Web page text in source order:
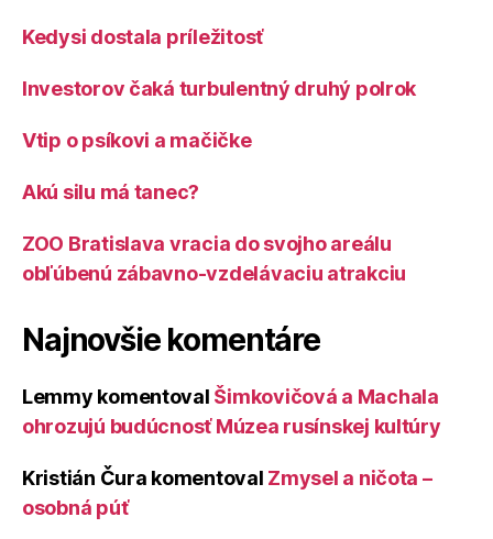
Kedysi dostala príležitosť
Investorov čaká turbulentný druhý polrok
Vtip o psíkovi a mačičke
Akú silu má tanec?
ZOO Bratislava vracia do svojho areálu
obľúbenú zábavno-vzdelávaciu atrakciu
Najnovšie komentáre
Lemmy komentoval Šimkovičová a Machala
ohrozujú budúcnosť Múzea rusínskej kultúry
Kristián Čura komentoval Zmysel a ničota –
osobná púť